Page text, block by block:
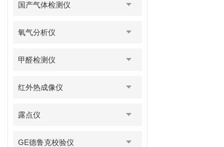
国产气体检测仪
氧气分析仪
甲醛检测仪
红外热成像仪
露点仪
GE德鲁克校验仪